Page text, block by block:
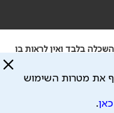
בלבד ואין לראות בו
באתר זה ולכל נזק
וכי חלק ממנו עשוי
הפרטיות
את מטרות השימוש
.